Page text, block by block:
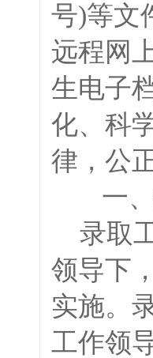
号)等文
远程网
生电子
化、科
律，公
一
录取
领导下
实施。
工作领